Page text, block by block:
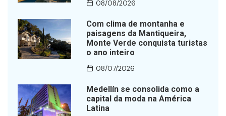
08/08/2026
Com clima de montanha e
paisagens da Mantiqueira,
Monte Verde conquista turistas
o ano inteiro
08/07/2026
Medellín se consolida como a
capital da moda na América
Latina